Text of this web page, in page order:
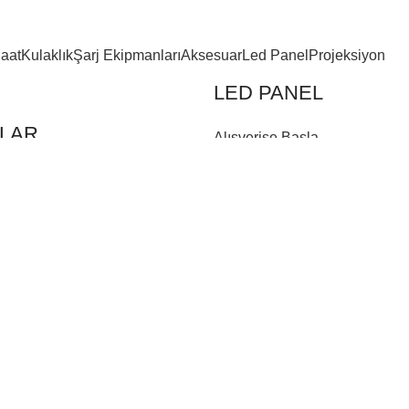
KulaklıkŞarj EkipmanlarıAksesuarLed Panel Projeksiyon
LED PANEL
Alışverişe Başla